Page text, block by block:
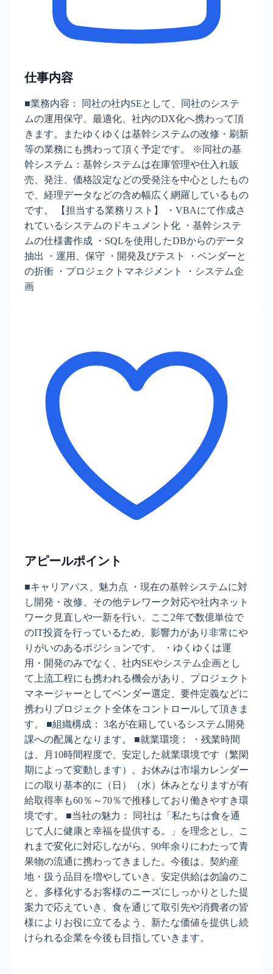
仕事内容
■業務内容： 同社の社内SEとして、同社のシステ
ムの運用保守、最適化、社内のDX化へ携わって頂
きます。またゆくゆくは基幹システムの改修・刷新
等の業務にも携わって頂く予定です。 ※同社の基
幹システム：基幹システムは在庫管理や仕入れ販
売、発注、価格設定などの受発注を中心としたもの
で、経理データなどの含め幅広く網羅しているもの
です。 【担当する業務リスト】 ・VBAにて作成さ
れているシステムのドキュメント化 ・基幹システ
ムの仕様書作成 ・SQLを使用したDBからのデータ
抽出 ・運用、保守 ・開発及びテスト ・ベンダーと
の折衝 ・プロジェクトマネジメント ・システム企
画
アピールポイント
■キャリアパス、魅力点 ・現在の基幹システムに対
し開発・改修、その他テレワーク対応や社内ネット
ワーク見直しや一新を行い、ここ2年で数億単位で
のIT投資を行っているため、影響力があり非常にや
りがいのあるポジションです。 ・ゆくゆくは運
用・開発のみでなく、社内SEやシステム企画とし
て上流工程にも携われる機会があり、プロジェクト
マネージャーとしてベンダー選定、要件定義などに
携わりプロジェクト全体をコントロールして頂きま
す。 ■組織構成： 3名が在籍しているシステム開発
課への配属となります。 ■就業環境： ・残業時間
は、月10時間程度で、安定した就業環境です（繁閑
期によって変動します）。お休みは市場カレンダー
にの取り基本的に（日）（水）休みとなりますが有
給取得率も60％～70％で推移しており働きやすき環
境です。 ■当社の魅力： 同社は「私たちは食を通
じて人に健康と幸福を提供する。」を理念とし、こ
れまで変化に対応しながら、90年余りにわたって青
果物の流通に携わってきました。今後は、契約産
地・扱う品目を増やしていき、安定供給は勿論のこ
と、多様化するお客様のニーズにしっかりとした提
案力で応えていき、食を通じて取引先や消費者の皆
様によりお役に立てるよう、新たな価値を提供し続
けられる企業を今後も目指していきます。